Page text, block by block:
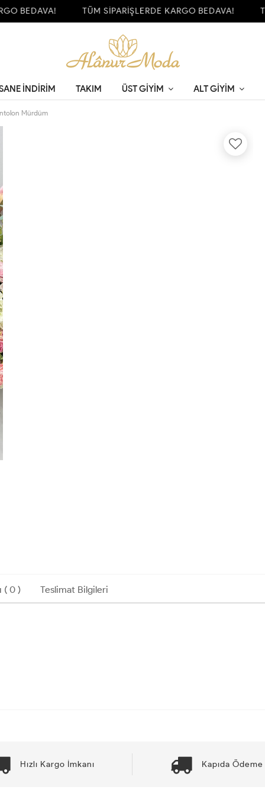
BEDAVA! TÜM SİPARİŞLERDE KARGO BEDAVA!
İNDİRİM TAKIM ÜST GIYIM ALT GIYIM
Mürdüm
( 0 ) Teslimat Bilgileri
Hızlı Kargo İmkanı Kapıda Ödeme